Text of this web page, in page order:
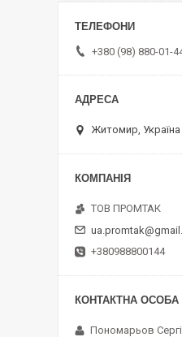
+380 (98) 880-01-
Житомир, Україна
ТОВ ПРОМТАК
+380988800144
Пономарьов